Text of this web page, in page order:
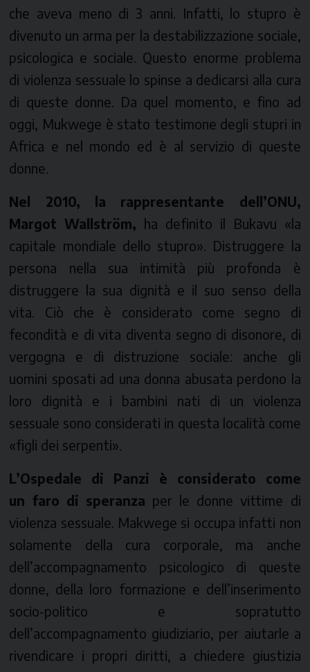
che aveva meno di 3 anni. Infatti, lo stupro è
divenuto un arma per la destabilizzazione sociale,
psicologica e sociale. Questo enorme problema
di violenza sessuale lo spinse a dedicarsi alla cura
di queste donne. Da quel momento, e fino ad
oggi, Mukwege è stato testimone degli stupri in
Africa e nel mondo ed è al servizio di queste
donne.
Nel 2010, la rappresentante dell’ONU,
Margot Wallström, ha definito il Bukavu «la
capitale mondiale dello stupro». Distruggere la
persona nella sua intimità più profonda è
distruggere la sua dignità e il suo senso della
vita. Ciò che è considerato come segno di
fecondità e di vita diventa segno di disonore, di
vergogna e di distruzione sociale: anche gli
uomini sposati ad una donna abusata perdono la
loro dignità e i bambini nati di un violenza
sessuale sono considerati in questa località come
«figli dei serpenti».
L’Ospedale di Panzi è considerato come
un faro di speranza per le donne vittime di
violenza sessuale. Makwege si occupa infatti non
solamente della cura corporale, ma anche
dell’accompagnamento psicologico di queste
donne, della loro formazione e dell’inserimento
socio-politico e sopratutto
dell’accompagnamento giudiziario, per aiutarle a
rivendicare i propri diritti, a chiedere giustizia